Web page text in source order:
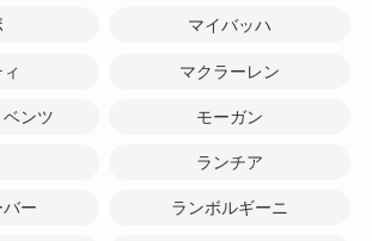
マイバッハ
マクラーレン
ベンツ モーガン
ランチア
ー ランボルギーニ